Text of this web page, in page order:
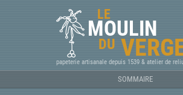
LE
MOULIN
DU
papeterie artisanale depuis 1539 & atelier de
SOMMAIRE